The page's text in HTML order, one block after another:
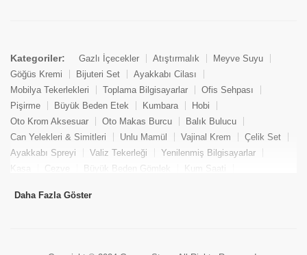
Kategoriler: Gazlı İçecekler Atıştırmalık
Meyve Suyu
Göğüs Kremi
Bijuteri Set
Ayakkabı Cilası
Mobilya Tekerlekleri
Toplama Bilgisayarlar
Ofis Sehpası
Pişirme
Büyük Beden Etek Kumbara
Hobi
Oto Krom Aksesuar
Oto Makas Burcu
Balık Bulucu
Can Yelekleri & Simitleri
Unlu Mamül Vajinal Krem
Çelik Set
Ayakkabı Spreyi
Valiz Tekerleği
Yenilenmiş Bilgisayarlar
Kasa
Cezve Büyük Beden Gömlek
Kum Saati
Tekne Bağlama & Demirleme
Daha Fazla Göster